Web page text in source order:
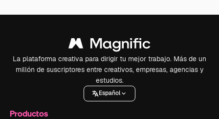
La plataforma creativa para dirigir tu mejor trabajo. Más de un
millón de suscriptores entre creativos, empresas, agencias y
estudios.
Español
Productos